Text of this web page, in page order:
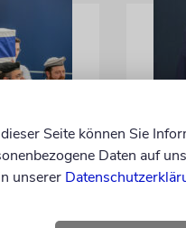
Seite können Sie
Daten auf
unserer